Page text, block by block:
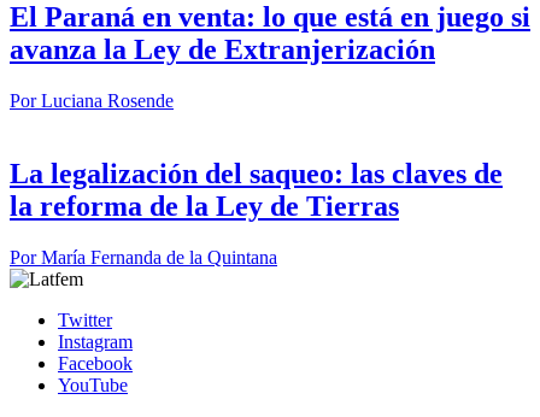
El Paraná en venta: lo que está en juego si
avanza la Ley de Extranjerización
PorLuciana Rosende
La legalización del saqueo: las claves de
la reforma de la Ley de Tierras
PorMaría Fernanda de la Quintana
Twitter
Instagram
Facebook
YouTube